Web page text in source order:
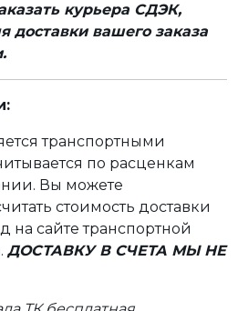
курьера СДЭК,
доставки вашего заказа
транспортными
по расценкам
Вы можете
стоимость доставки
на сайте транспортной
ДОСТАВКУ В СЧЕТА МЫ НЕ